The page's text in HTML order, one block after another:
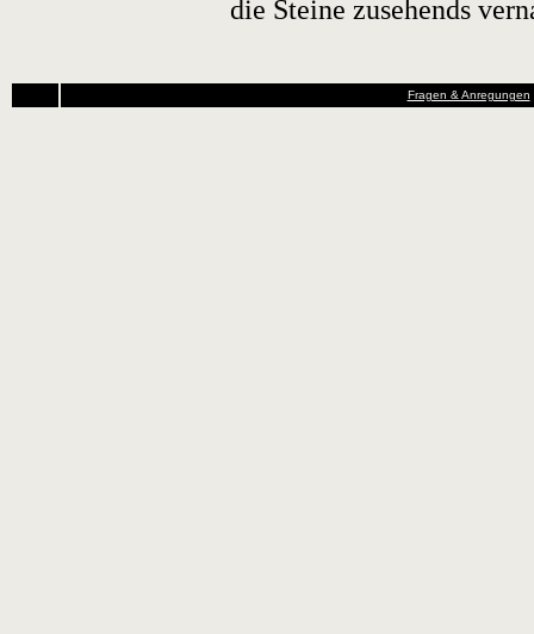
die Steine zusehends
Fragen & Anregungen